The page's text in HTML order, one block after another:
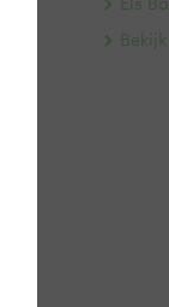
Els